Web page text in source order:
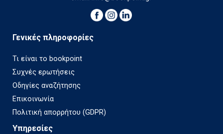
Γενικές πληροφορίες
Τι είναι το bookpoint
Συχνές ερωτήσεις
Οδηγίες αναζήτησης
Επικοινωνία
Πολιτική απορρήτου (GDPR)
Υπηρεσίες